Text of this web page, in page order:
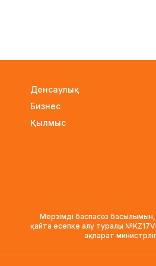
Денсаулық
Бизнес
Қылмыс
Мерзімді баспасөз
қайта есепке алу туралы
ақпарат